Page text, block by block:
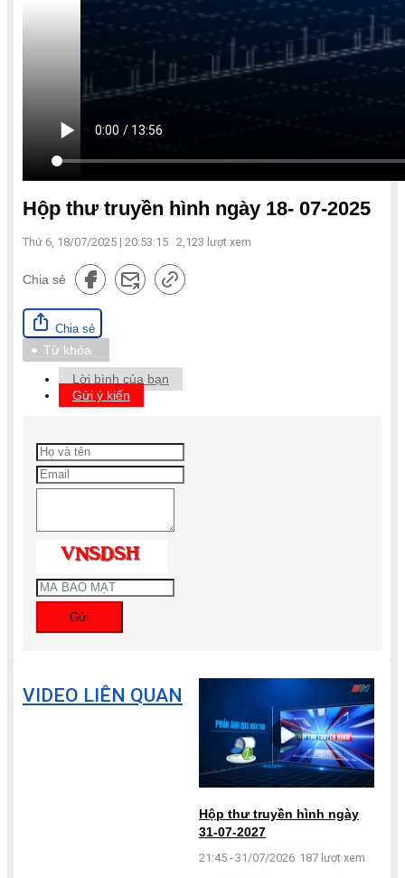
Hộp thư truyền hình ngày 18- 07-2025
Thứ 6, 18/07/2025 | 20:53:15 2,123 lượt xem
Chia sẻ
Chia sẻ
Từ khóa
Lời bình của bạn
Gửi ý kiến
Gửi
VIDEO LIÊN QUAN
Hộp thư truyền hình ngày
31-07-2027
21:45 - 31/07/2026 187 lượt xem